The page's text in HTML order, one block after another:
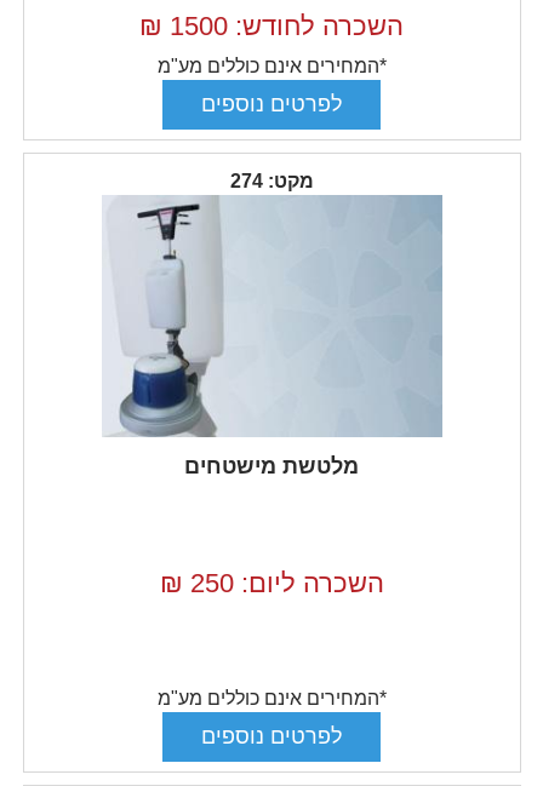
השכרה לחודש: 1500
₪
*המחירים אינם כוללים מע"מ
מקט: 274
מלטשת מישטחים
השכרה ליום: 250 ₪
*המחירים אינם כוללים מע"מ